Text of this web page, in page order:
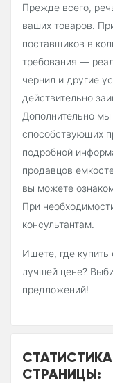
Прежде всего,
ваших товаров.
поставщиков в
требования —
чернил и другие
действительно
Дополнительно мы
способствующих
подробной
продавцов
вы можете
При
консультантам.
Ищете, где купить
лучшей цене?
предложений!
СТРАНИЦЫ: